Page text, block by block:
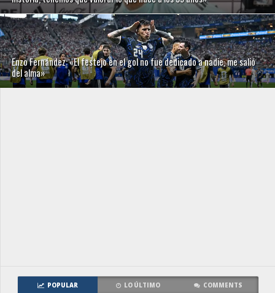
Enzo Fernández: «El festejo en el gol no fue dedicado a nadie, me salió
del alma»
POPULAR LO ÚLTIMO COMMENTS